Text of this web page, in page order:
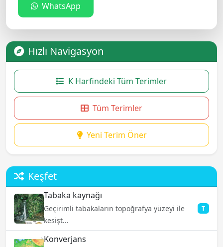
WhatsApp
Hızlı Navigasyon
K Harfindeki Tüm Terimler
Tüm Terimler
Yeni Terim Öner
Keşfet
Tabaka kaynağı
Geçirimli tabakaların topoğrafya yüzeyi ile
kesişt...
T
Konverjans